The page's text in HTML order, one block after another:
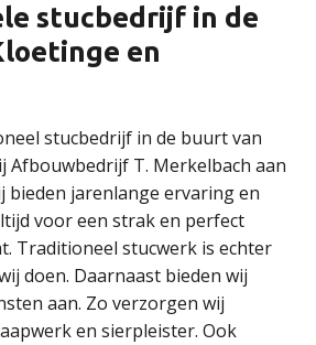
stucbedrijf in de
en
stucbedrijf in de buurt van
Afbouwbedrijf T. Merkelbach aan
bieden jarenlange ervaring en
voor een strak en perfect
Traditioneel stucwerk is echter
doen. Daarnaast bieden wij
aan. Zo verzorgen wij
en sierpleister. Ook